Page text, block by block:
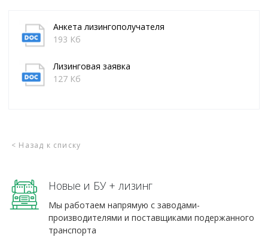
Анкета лизингополучателя
193 Кб
Лизинговая заявка
127 Кб
< Назад к списку
Новые и БУ + лизинг
Мы работаем напрямую с заводами-
производителями и поставщиками подержанного
транспорта